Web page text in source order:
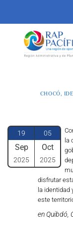
CHOCÓ,
19
Sep
2025
05
Oct
2025
la
disfrutar
la identidad
este
en Quibdó,